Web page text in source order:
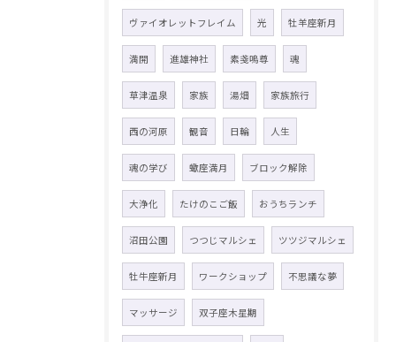
ヴァイオレットフレイム 光 牡羊座新月
満開 進雄神社 素戔嗚尊 魂
草津温泉 家族 湯畑 家族旅行
西の河原 観音 日輪 人生
魂の学び 蠍座満月 ブロック解除
大浄化 たけのこご飯 おうちランチ
沼田公園 つつじマルシェ ツツジマルシェ
牡牛座新月 ワークショップ 不思議な夢
マッサージ 双子座木星期